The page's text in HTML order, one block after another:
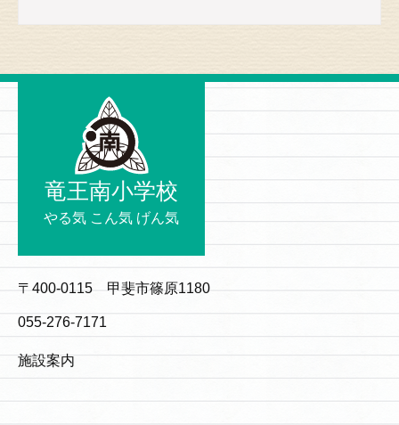
竜王南小学校
やる気 こん気 げん気
〒400-0115 甲斐市篠原1180
055-276-7171
施設案内